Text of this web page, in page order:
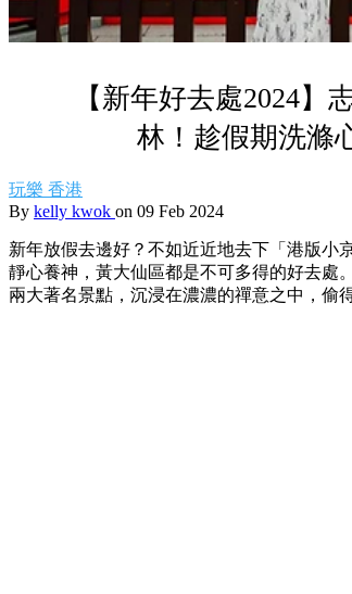
【新年好去處2024】
林！趁假期洗滌
玩樂 香港
By kelly kwok on 09 Feb 2024
新年放假去邊好？不如近近地去下「港版小
靜心養神，黃大仙區都是不可多得的好去處
兩大著名景點，沉浸在濃濃的禪意之中，偷